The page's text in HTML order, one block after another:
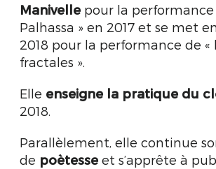
Manivelle pour la performance
Palhassa » en 2017 et se met
2018 pour la performance de «
fractales ».
Elle enseigne la pratique du
2018.
Parallèlement, elle continue
de poètesse et s’apprête à